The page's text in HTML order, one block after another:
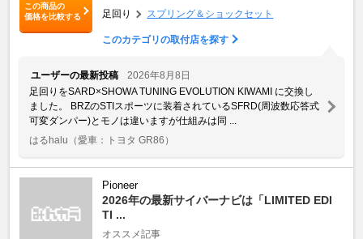
この商品の
価格を比較する
足回り スプリング＆ショックセット
このカテゴリの取付店を探す
ユーザーの最新投稿
2026年8月8日
足回りをSARD×SHOWA TUNING EVOLUTION KIWAMI に交換し
ました。 BRZのSTIスポーツに装着されているSFRD(周波数応答式
可変ダンパー)とモノは違いますが仕組みは同 ...
はるhalu （愛車：トヨタ GR86）
Pioneer
2026年の最新サイバーナビは「LIMITED EDI
TI ...
オススメ記事